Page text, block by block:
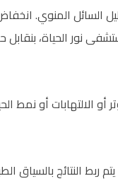
السائل المنوي.
نور الحياة، بنقابل
الالتهابات أو نمط
النتائج بالسياق